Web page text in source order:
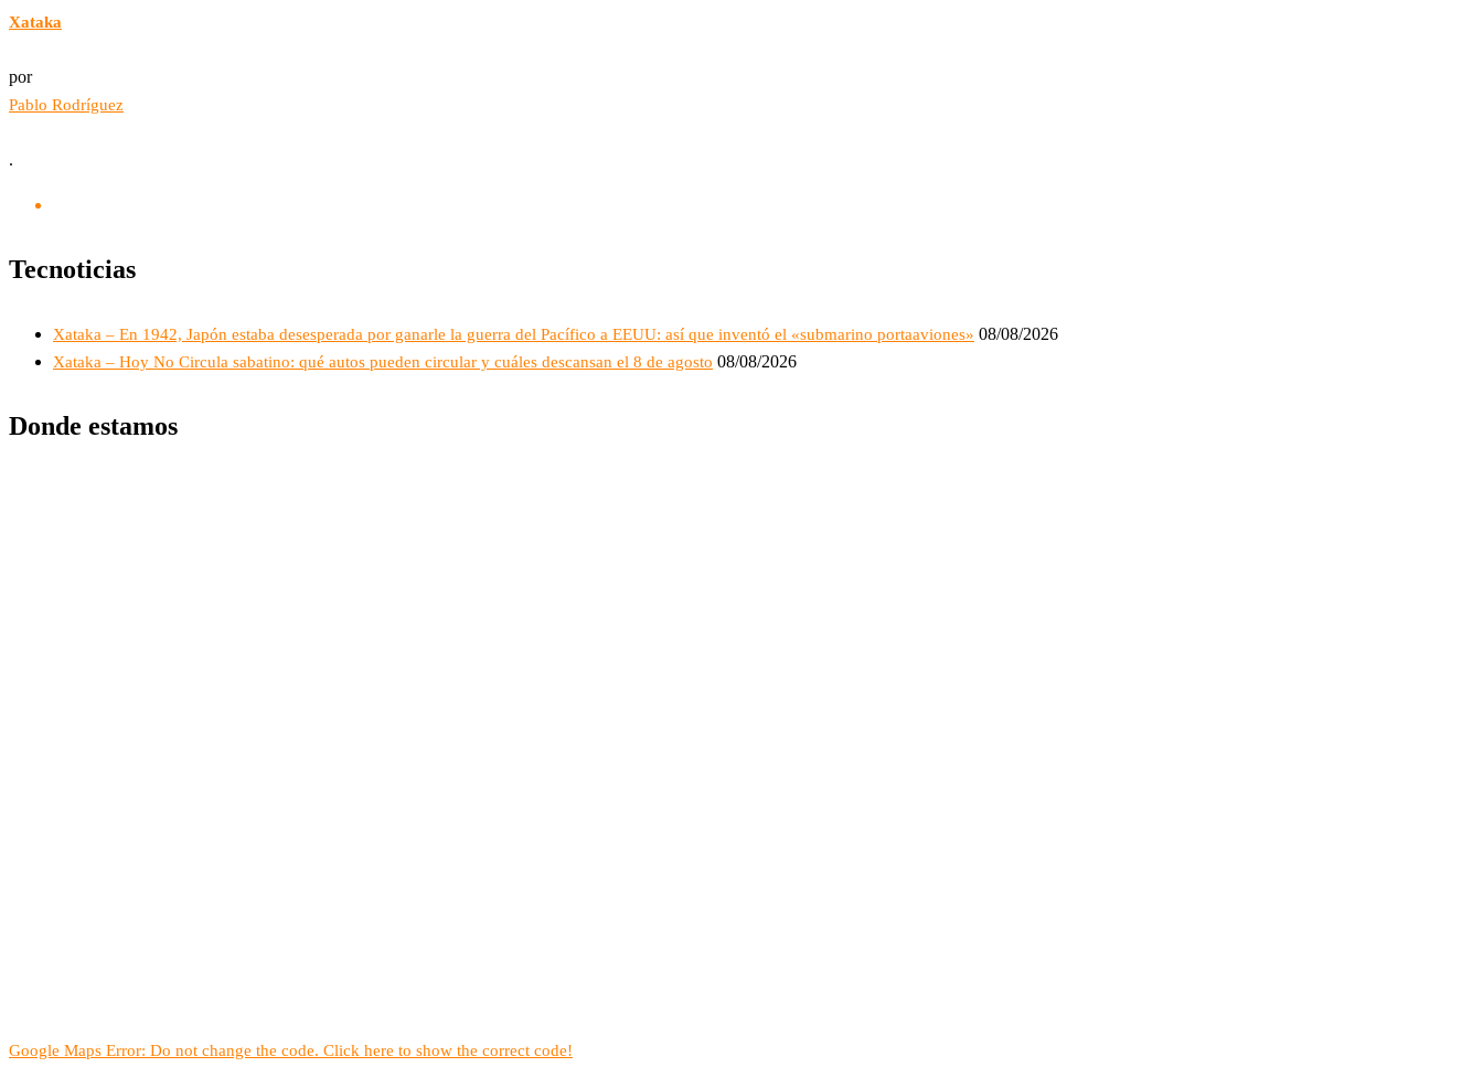
Xataka
por
Pablo Rodríguez
.
Tecnoticias
Xataka – En 1942, Japón estaba desesperada por ganarle la guerra del Pacífico a EEUU: así que inventó el «submarino portaaviones» 08/08/2026
Xataka – Hoy No Circula sabatino: qué autos pueden circular y cuáles descansan el 8 de agosto 08/08/2026
Donde estamos
Google Maps Error: Do not change the code. Click here to show the correct code!